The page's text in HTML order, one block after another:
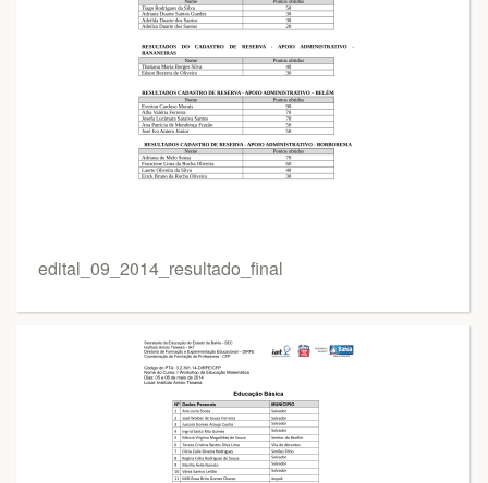
edital_09_2014_resultado_final